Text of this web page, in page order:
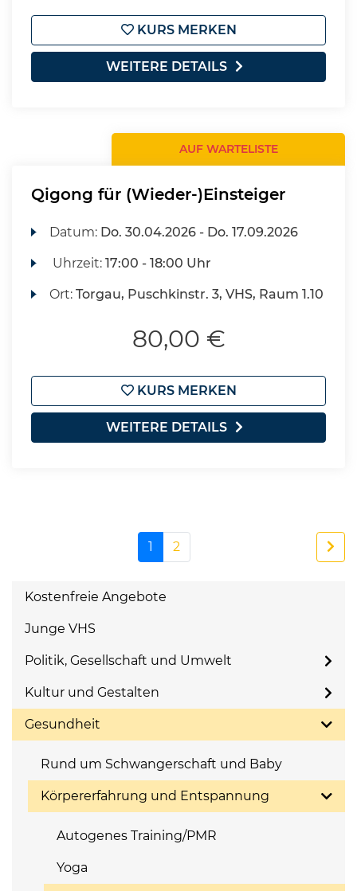
KURS MERKEN
WEITERE DETAILS
AUF WARTELISTE
Qigong für (Wieder-)Einsteiger
Datum: Do. 30.04.2026 - Do. 17.09.2026
Uhrzeit:17:00 - 18:00 Uhr
Ort:Torgau, Puschkinstr. 3, VHS, Raum 1.10
80,00 €
KURS MERKEN
WEITERE DETAILS
1 2
Kostenfreie Angebote
Junge VHS
Politik, Gesellschaft und Umwelt
Kultur und Gestalten
Gesundheit
Rund um Schwangerschaft und Baby
Körpererfahrung und Entspannung
Autogenes Training/PMR
Yoga